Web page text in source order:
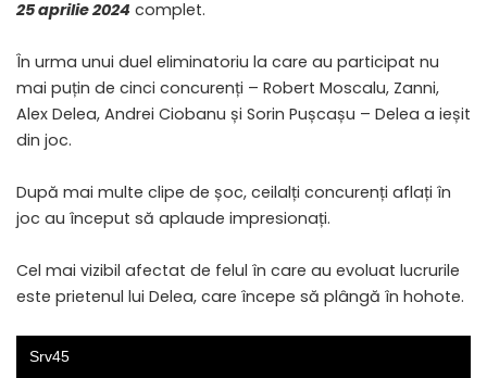
25 aprilie 2024 complet.
În urma unui duel eliminatoriu la care au participat nu
mai puțin de cinci concurenți – Robert Moscalu, Zanni,
Alex Delea, Andrei Ciobanu și Sorin Pușcașu – Delea a ieșit
din joc.
După mai multe clipe de șoc, ceilalți concurenți aflați în
joc au început să aplaude impresionați.
Cel mai vizibil afectat de felul în care au evoluat lucrurile
este prietenul lui Delea, care începe să plângă în hohote.